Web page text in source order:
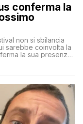
conferma la
non si sbilancia
sarebbe coinvolta la
la sua presenza